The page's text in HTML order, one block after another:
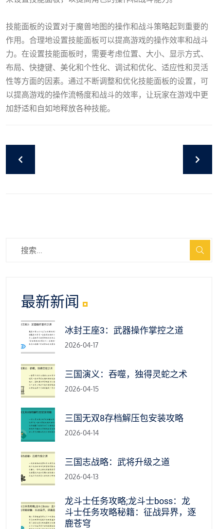
技能面板的设置对于魔兽地图的操作和战斗策略起到重要的
作用。合理地设置技能面板可以提高游戏的操作效率和战斗
力。在设置技能面板时，需要考虑位置、大小、显示方式、
布局、快捷键、美化和个性化、调试和优化、适应性和灵活
性等方面的因素。通过不断调整和优化技能面板的设置，可
以提高游戏的操作流畅度和战斗的效率，让玩家在游戏中更
加舒适和自如地释放各种技能。
最新新闻
冰封王座3：武器操作掌控之道
2026-04-17
三国演义：吞噬，独得灵蛇之术
2026-04-15
三国无双8存档解压包安装攻略
2026-04-14
三国志战略：武将升级之道
2026-04-13
龙斗士任务攻略;龙斗士boss：龙
斗士任务攻略秘籍：征战异界，逐
鹿苍穹